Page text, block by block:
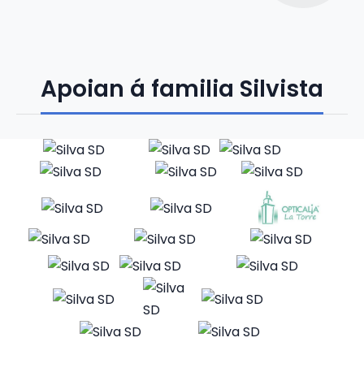
Apoian á familia Silvista